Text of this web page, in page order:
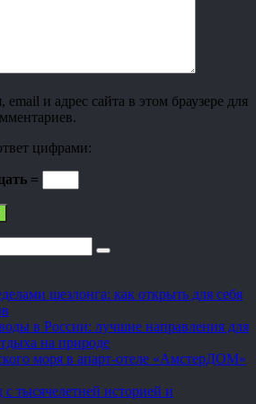
и адрес сайта в этом браузере для
цифрами:
=
шезлонга: как открыть для себя
в России: лучшие направления для
на природе
моря в апарт-отеле «АмстерДОМ»
тысячелетней историей и